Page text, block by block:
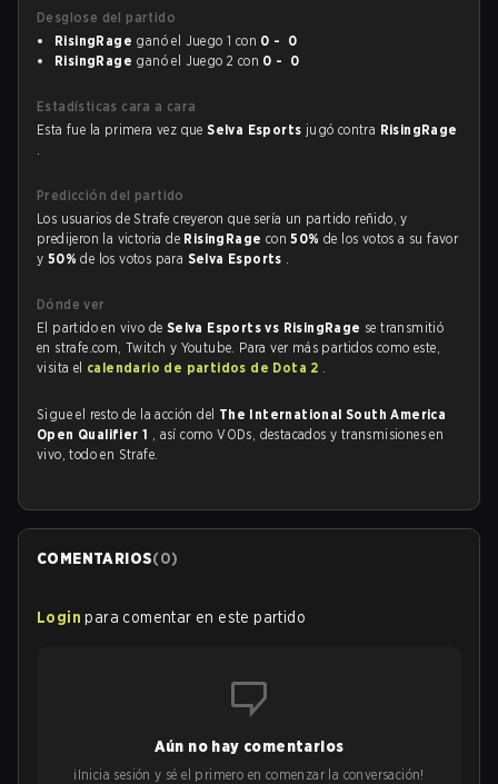
Desglose del partido
RisingRage ganó el Juego 1 con 0 - 0
RisingRage ganó el Juego 2 con 0 - 0
Estadísticas cara a cara
Esta fue la primera vez queSelva Esports jugó contra RisingRage
.
Predicción del partido
Los usuarios de Strafe creyeron que sería un partido reñido, y
predijeron la victoria de RisingRage con50%de los votos a su favor
y 50%de los votos para Selva Esports .
Dónde ver
El partido en vivo de Selva Esports vs RisingRage se transmitió
en strafe.com, Twitch y Youtube. Para ver más partidos como este,
visita el calendario de partidos de Dota 2 .
Sigue el resto de la acción del The International South America
Open Qualifier 1 , así como VODs, destacados y transmisiones en
vivo, todo en Strafe.
COMENTARIOS(0)
Login para comentar en este partido
Aún no hay comentarios
¡Inicia sesión y sé el primero en comenzar la conversación!